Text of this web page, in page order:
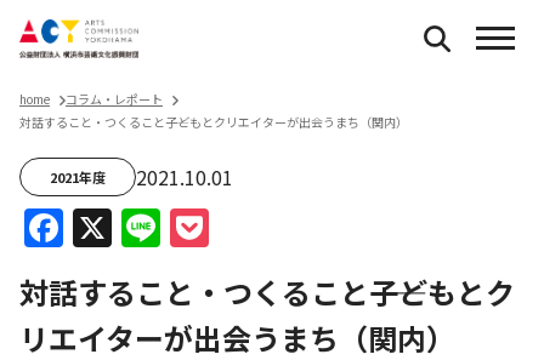
home
コラム・レポート
対話すること・つくること――子どもとクリエイターが出会うまち（関内）
2021年度 2021.10.01
Facebook
X Line
対話すること・つくること――子どもとク
リエイターが出会うまち（関内）